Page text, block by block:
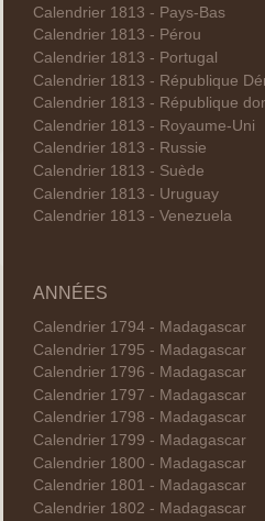
Calendrier 1813 - Pays-Bas
Calendrier 1813 - Pérou
Calendrier 1813 - Portugal
Calendrier 1813 - République
Calendrier 1813 - République
Calendrier 1813 - Royaume-Uni
Calendrier 1813 - Russie
Calendrier 1813 - Suède
Calendrier 1813 - Uruguay
Calendrier 1813 - Venezuela
ANNÉES
Calendrier 1794 - Madagascar
Calendrier 1795 - Madagascar
Calendrier 1796 - Madagascar
Calendrier 1797 - Madagascar
Calendrier 1798 - Madagascar
Calendrier 1799 - Madagascar
Calendrier 1800 - Madagascar
Calendrier 1801 - Madagascar
Calendrier 1802 - Madagascar